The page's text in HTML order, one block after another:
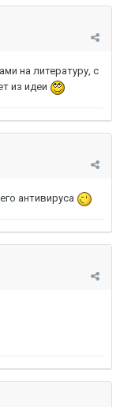
на литературу, с
из идеи
антивируса